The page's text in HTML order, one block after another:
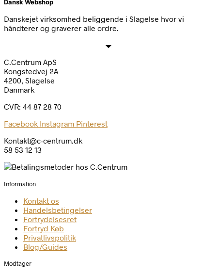
Dansk Webshop
Danskejet virksomhed beliggende i Slagelse hvor vi
håndterer og graverer alle ordre.
C.Centrum ApS
Kongstedvej 2A
4200, Slagelse
Danmark
CVR: 44 87 28 70
Facebook Instagram Pinterest
Kontakt@c-centrum.dk
58 53 12 13
Information
Kontakt os
Handelsbetingelser
Fortrydelsesret
Fortryd Køb
Privatlivspolitik
Blog/Guides
Modtager